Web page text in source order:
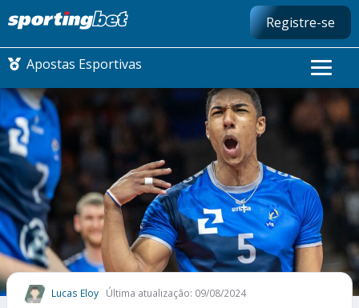
Registre-se
Apostas Esportivas
CONMEBOL LIBERTADORES
FUTEBOL NACIONAL
FUTEBOL INTERNACIONAL
COMO APOSTAR
MAIS ESPORTES
Lucas Eloy Última atualização: 09/08/2024